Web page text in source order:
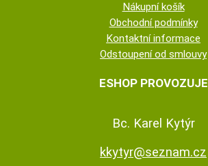
Nákupní košík
Obchodní podmínky
Kontaktní informace
Odstoupení od smlouvy
ESHOP PROVOZUJE
Bc. Karel Kytýr
kkytyr@seznam.cz